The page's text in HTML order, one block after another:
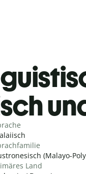
(Malayo-
Land